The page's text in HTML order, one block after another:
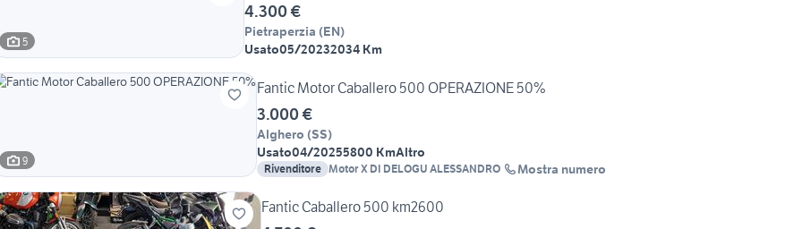
5
4.300 €
Pietraperzia (EN)
Usato05/20232034 Km
9
Fantic Motor Caballero 500 OPERAZIONE 50%
3.000 €
Alghero (SS)
Usato04/20255800 KmAltro
Rivenditore Motor X DI DELOGU ALESSANDRO Mostra numero
Fantic Caballero 500 km2600